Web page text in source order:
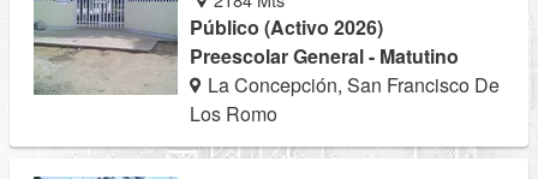
Público (Activo 2026)
Preescolar General - Matutino
La Concepción, San Francisco De
Los Romo